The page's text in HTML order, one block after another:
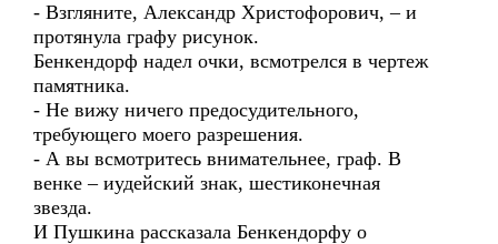
- Взгляните, Александр Христофорович, – и
протянула графу рисунок.
Бенкендорф надел очки, всмотрелся в чертеж
памятника.
- Не вижу ничего предосудительного,
требующего моего разрешения.
- А вы всмотритесь внимательнее, граф. В
венке – иудейский знак, шестиконечная
звезда.
И Пушкина рассказала Бенкендорфу о